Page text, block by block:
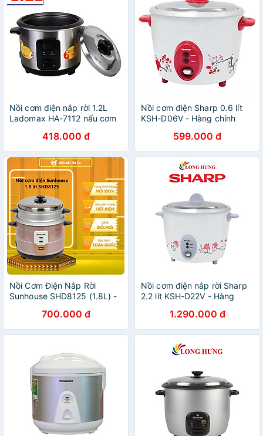
Nồi cơm điện nắp rời 1.2L
Ladomax HA-7112 nấu cơm
Hàng chính hãng
418.000 đ
Nồi cơm điện Sharp 0.6 lít
KSH-D06V - Hàng chính
599.000 đ
Nồi Cơm Điện Nắp Rời
Sunhouse SHD8125 (1.8L) -
700.000 đ
Nồi cơm điện nắp rời Sharp
2.2 lít KSH-D22V - Hàng
1.290.000 đ